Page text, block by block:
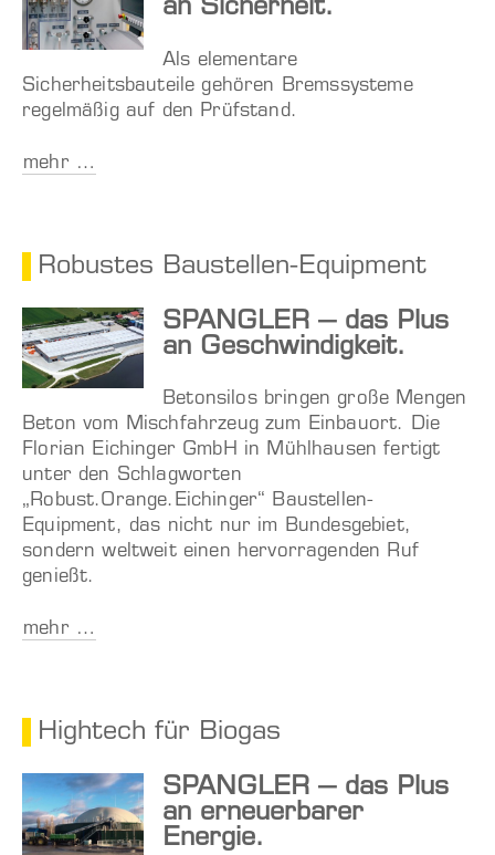
an Sicherheit.
Als elementare
Sicherheitsbauteile gehören Bremssysteme
regelmäßig auf den Prüfstand.
mehr …
Robustes Baustellen-Equipment
SPANGLER – das Plus
an Geschwindigkeit.
Betonsilos bringen große Mengen
Beton vom Mischfahrzeug zum Einbauort. Die
Florian Eichinger GmbH in Mühlhausen fertigt
unter den Schlagworten
„Robust.Orange.Eichinger“ Baustellen-
Equipment, das nicht nur im Bundesgebiet,
sondern weltweit einen hervorragenden Ruf
genießt.
mehr …
Hightech für Biogas
SPANGLER – das Plus
an erneuerbarer
Energie.